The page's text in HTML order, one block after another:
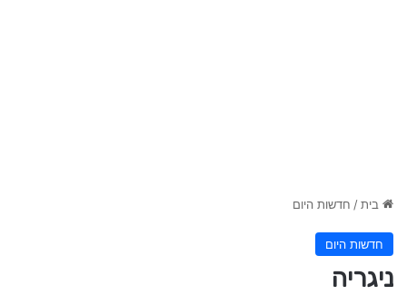
בית/ חדשות היום
חדשות היום
ניגריה